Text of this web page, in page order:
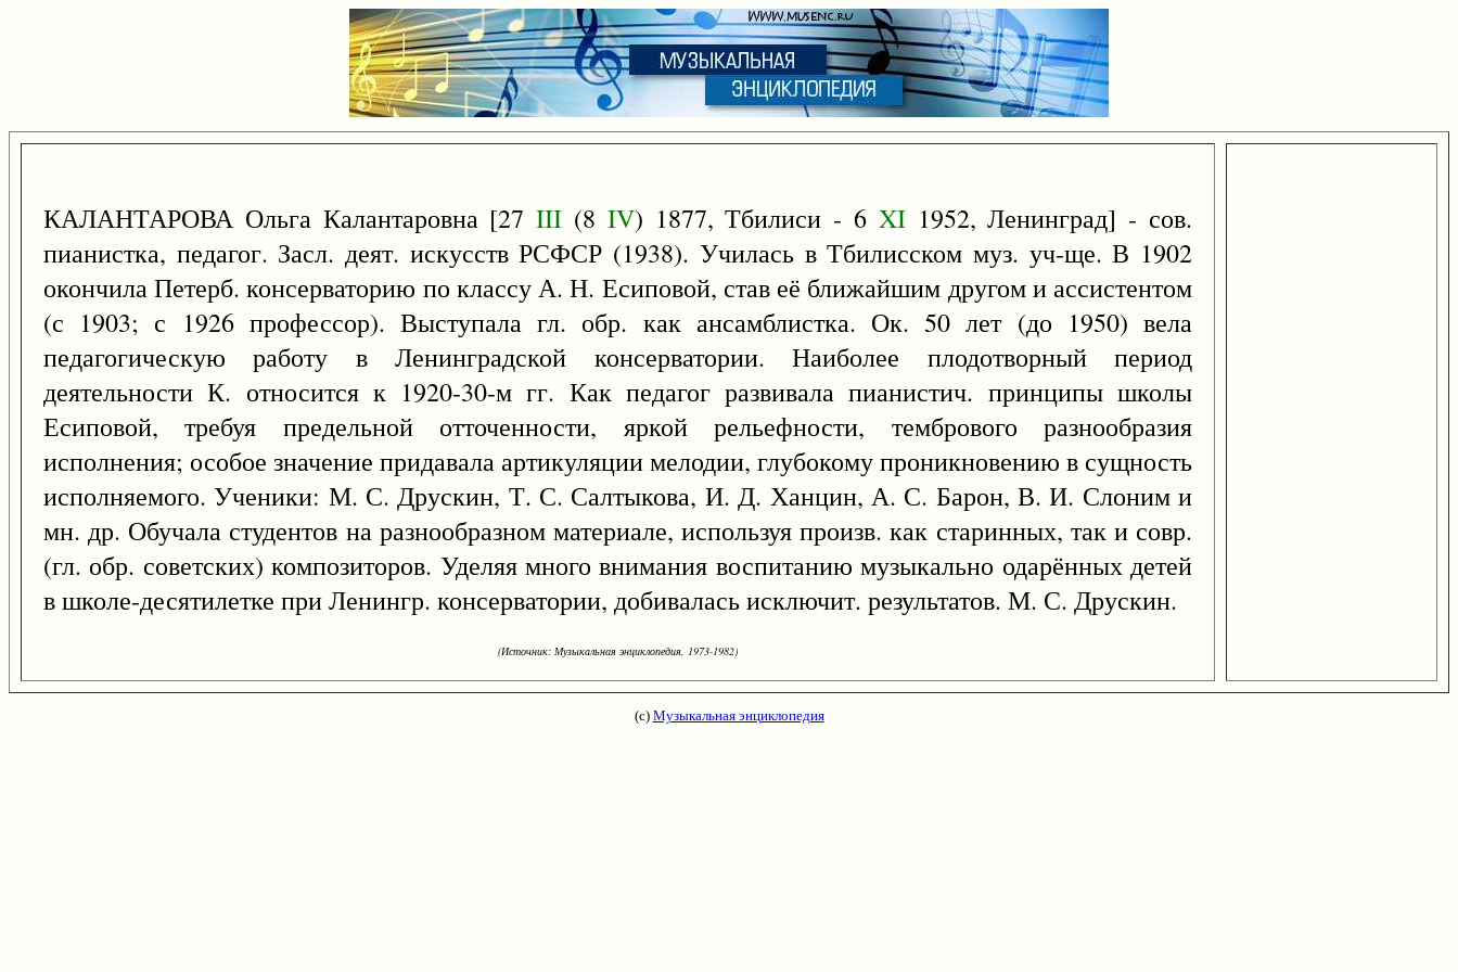
КАЛАНТАРОВА Ольга Калантаровна [27III (8 IV) 1877, Тбилиси - 6 XI1952, Ленинград] - сов.
пианистка, педагог. Засл. деят. искусств РСФСР (1938). Училась в Тбилисском муз. уч-ще. В 1902
окончила Петерб. консерваторию по классу А. Н. Есиповой, став её ближайшим другом и ассистентом
(с 1903; с 1926 профессор). Выступала гл. обр. как ансамблистка. Ок. 50 лет (до 1950) вела
педагогическую работу в Ленинградской консерватории. Наиболее плодотворный период
деятельности К. относится к 1920-30-м гг. Как педагог развивала пианистич. принципы школы
Есиповой, требуя предельной отточенности, яркой рельефности, тембрового разнообразия
исполнения; особое значение придавала артикуляции мелодии, глубокому проникновению в сущность
исполняемого. Ученики: М. С. Друскин, Т. С. Салтыкова, И. Д. Ханцин, А. С. Барон, В. И. Слоним и
мн. др. Обучала студентов на разнообразном материале, используя произв. как старинных, так и совр.
(гл. обр. советских) композиторов. Уделяя много внимания воспитанию музыкально одарённых детей
в школе-десятилетке при Ленингр. консерватории, добивалась исключит. результатов. М. С. Друскин.
(Источник: Музыкальная энциклопедия, 1973-1982)
(с) Музыкальная энциклопедия